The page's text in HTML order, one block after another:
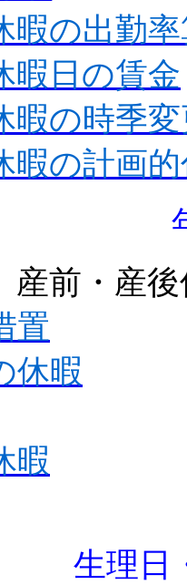
暇の出勤
暇日の賃金
暇の時季
暇の計画
前・産
置
休暇
暇
生理日